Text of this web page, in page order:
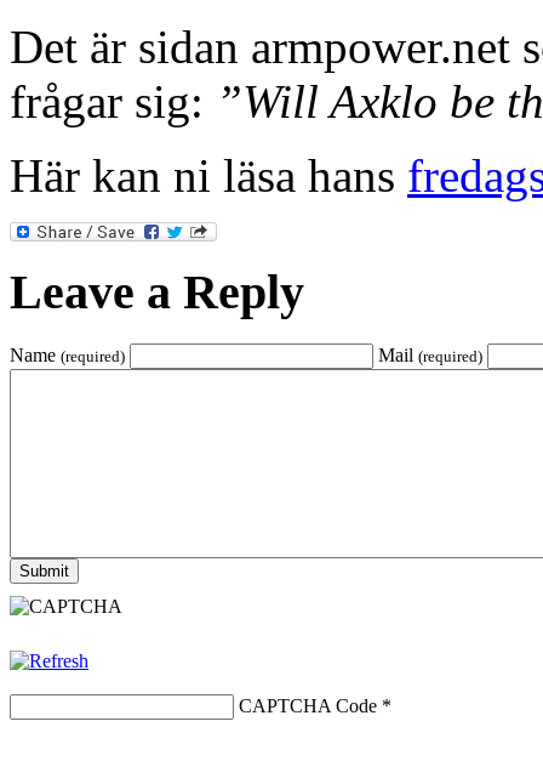
Det är sidan armpower.net
frågar sig: ”Will Axklo be
Här kan ni läsa hans
Leave a Reply
Name (required) Mail (required)
CAPTCHA Code *